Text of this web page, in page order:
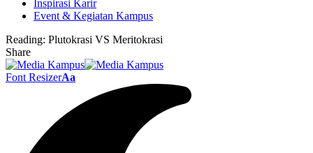
Inspirasi Karir
Event & Kegiatan Kampus
Reading: Plutokrasi VS Meritokrasi
Share
Font ResizerAa